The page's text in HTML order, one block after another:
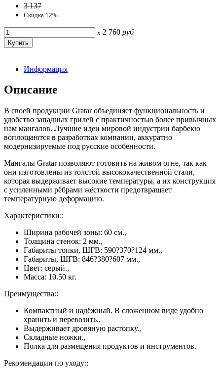
3 137
Скидка 12%
x 2 760 руб
Информация
Описание
В своей продукции Gratar объединяет функциональность и
удобство западных грилей с практичностью более привычных
нам мангалов. Лучшие идеи мировой индустрии барбекю
воплощаются в разработках компании, аккуратно
модернизируемые под русские особенности.
Мангалы Gratar позволяют готовить на живом огне, так как
они изготовлены из толстой высококачественной стали,
которая выдерживает высокие температуры, а их конструкция
с усиленными рёбрами жёсткости предотвращает
температурную деформацию.
Характеристики::
Ширина рабочей зоны: 60 см.,
Толщина стенок: 2 мм.,
Габариты топки, ШГВ: 590?370?124 мм.,
Габариты, ШГВ: 846?380?607 мм.,
Цвет: серый.,
Масса: 10.50 кг.
Преимущества::
Компактный и надёжный. В сложенном виде удобно
хранить и перевозить.,
Выдерживает дровяную растопку.,
Складные ножки.,
Полка для размещения продуктов и инструментов.
Рекомендации по уходу::